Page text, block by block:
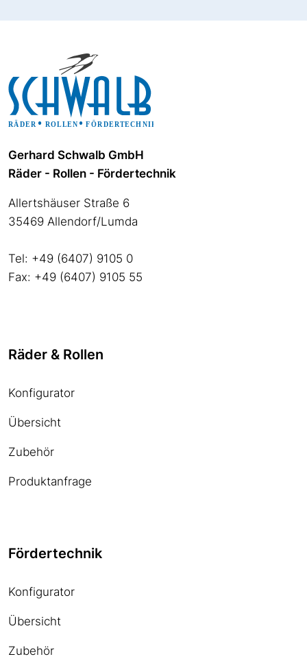
Gerhard Schwalb GmbH
Räder - Rollen - Fördertechnik
Allertshäuser Straße 6
35469 Allendorf/Lumda
Tel: +49 (6407) 9105 0
Fax: +49 (6407) 9105 55
Räder & Rollen
Konfigurator
Übersicht
Zubehör
Produktanfrage
Fördertechnik
Konfigurator
Übersicht
Zubehör